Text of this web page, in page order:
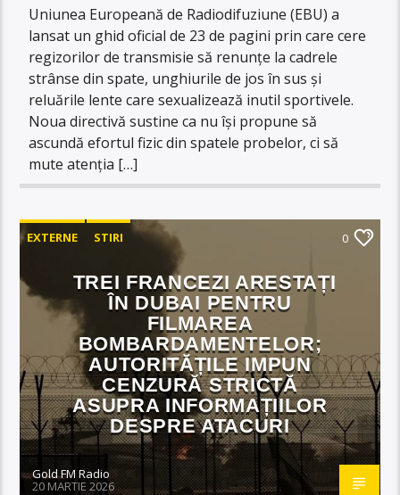
Uniunea Europeană de Radiodifuziune (EBU) a
lansat un ghid oficial de 23 de pagini prin care cere
regizorilor de transmisie să renunțe la cadrele
strânse din spate, unghiurile de jos în sus și
reluările lente care sexualizează inutil sportivele.
Noua directivă sustine ca nu își propune să
ascundă efortul fizic din spatele probelor, ci să
mute atenția […]
EXTERNE STIRI 0
TREI FRANCEZI ARESTAȚI
ÎN DUBAI PENTRU
FILMAREA
BOMBARDAMENTELOR;
AUTORITĂȚILE IMPUN
CENZURĂ STRICTĂ
ASUPRA INFORMAȚIILOR
DESPRE ATACURI
Gold FM Radio
20 MARTIE 2026